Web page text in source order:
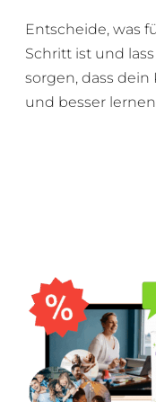
Entscheide, was
Schritt ist und
sorgen, dass
und besser